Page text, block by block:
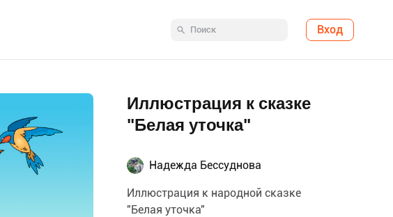
Вход
Иллюстрация к сказке
"Белая уточка"
Надежда Бессуднова
Иллюстрация к народной сказке
"Белая уточка"